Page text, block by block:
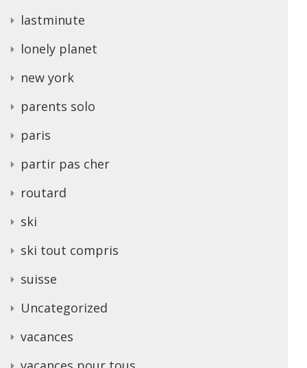
lastminute
lonely planet
new york
parents solo
paris
partir pas cher
routard
ski
ski tout compris
suisse
Uncategorized
vacances